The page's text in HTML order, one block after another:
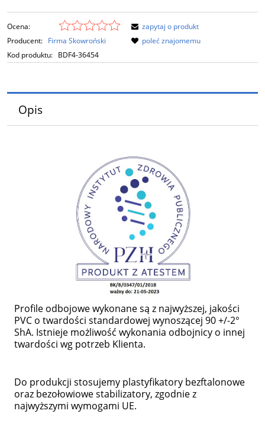
Ocena:
Producent: Firma Skowroński
Kod produktu: BDF4-36454
zapytaj o produkt
poleć znajomemu
Opis
Profile odbojowe wykonane są z najwyższej, jakości
PVC o twardości standardowej wynoszącej 90 +/-2°
ShA. Istnieje możliwość wykonania odbojnicy o innej
twardości wg potrzeb Klienta.
Do produkcji stosujemy plastyfikatory bezftalonowe
oraz bezołowiowe stabilizatory, zgodnie z
najwyższymi wymogami UE.